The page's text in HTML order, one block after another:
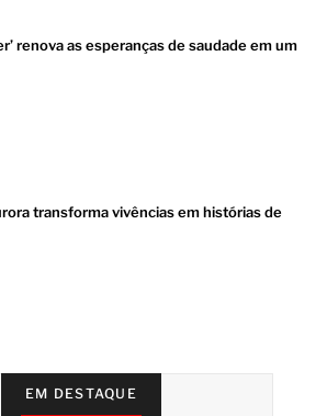
renova as esperanças de saudade em um
transforma vivências em histórias de
EM DESTAQUE